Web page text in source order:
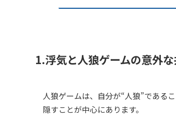
1.浮気と人狼ゲームの意外
人狼ゲームは、自分が“人狼”である
隠すことが中心にあります。